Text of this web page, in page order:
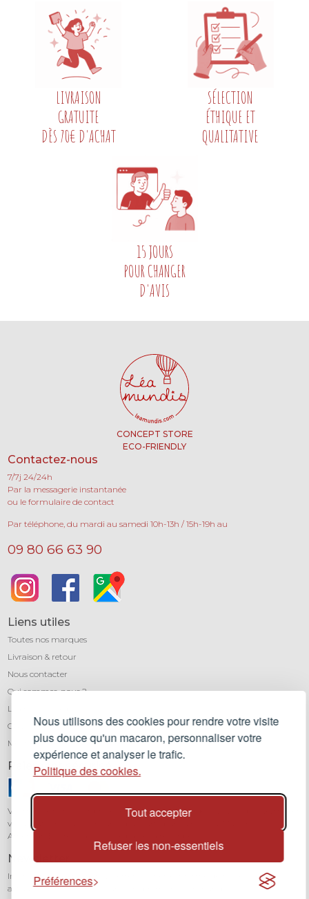
Nous utilisons des cookies pour rendre votre visite
plus douce qu'un macaron, personnaliser votre
expérience et analyser le trafic.
Politique des cookies.
Tout accepter
Refuser les non-essentiels
Préférences
LIVRAISON
GRATUITE
DÈS 70€ D'ACHAT
SÉLECTION
ÉTHIQUE ET
QUALITATIVE
15 JOURS
POUR CHANGER
D'AVIS
CONCEPT STORE
ECO-FRIENDLY
Contactez-nous
7/7j 24/24h
Par la messagerie instantanée
ou le formulaire de contact
Par téléphone, du mardi au samedi 10h-13h / 15h-19h au
09 80 66 63 90
Liens utiles
Toutes nos marques
Livraison & retour
Nous contacter
Qui sommes-nous ?
Léa mundis, le blog
CGV
Mentions légales
Paiement sécurisé
Vos transactions sont protégées grâce au cryptage SSL. Vous pouvez régler
vos achats en toute confiance par carte bancaire (Visa, Mastercard,
American Express) avec notre partenaire Stripe.
Newsletter
Inscrivez-vous à notre newsletter pour être informé de toutes nos
actualités et recevoir 10% sur votre première commande.